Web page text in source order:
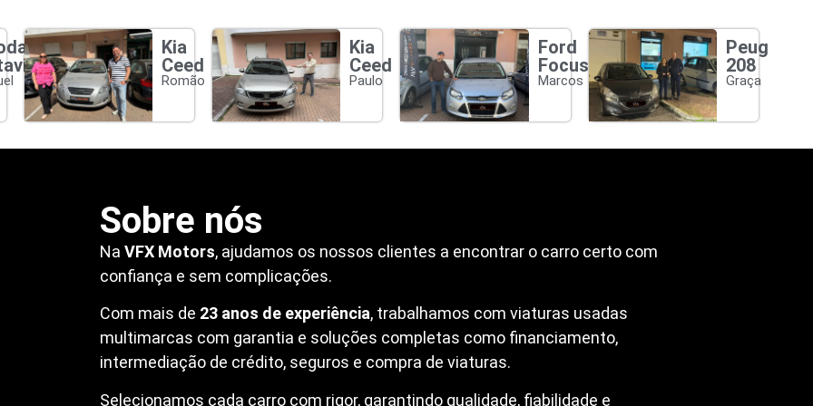
Kia
Ceed
Romão
Kia
Ceed
Paulo
Ford
Focus
Marcos
Peugeot
208
Graça
Sobre nós
Na VFX Motors, ajudamos os nossos clientes a encontrar o carro certo com
confiança e sem complicações.
Com mais de 23 anos de experiência, trabalhamos com viaturas usadas
multimarcas com garantia e soluções completas como financiamento,
intermediação de crédito, seguros e compra de viaturas.
Selecionamos cada carro com rigor, garantindo qualidade, fiabilidade e